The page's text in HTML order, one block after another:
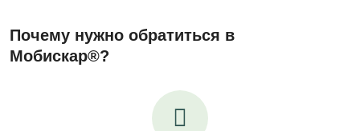
Почему нужно обратиться в
Мобискар®?